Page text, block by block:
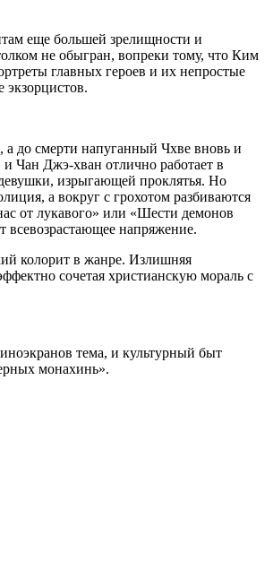
еще большей зрелищности и
не обыгран, вопреки тому, что Ким
главных героев и их непростые
а до смерти напуганный Чхве вновь и
Чан Джэ-хван отлично работает в
изрыгающей проклятья. Но
а вокруг с грохотом разбиваются
от лукавого» или «Шести демонов
всевозрастающее напряжение.
колорит в жанре. Излишняя
сочетая христианскую мораль с
тема, и культурный быт
монахинь».